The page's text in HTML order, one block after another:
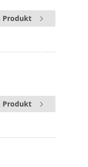
Produkt
Produkt